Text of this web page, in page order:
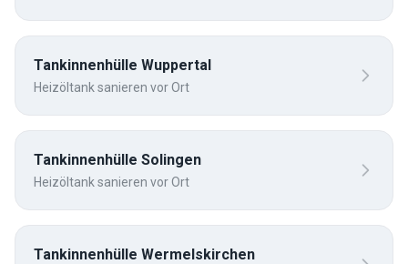
Tankinnenhülle Wuppertal
Heizöltank sanieren vor Ort
Tankinnenhülle Solingen
Heizöltank sanieren vor Ort
Tankinnenhülle Wermelskirchen